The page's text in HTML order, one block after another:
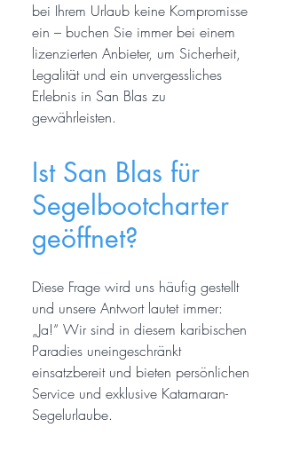
bei Ihrem Urlaub keine Kompromisse
ein – buchen Sie immer bei einem
lizenzierten Anbieter, um Sicherheit,
Legalität und ein unvergessliches
Erlebnis in San Blas zu
gewährleisten.
Ist San Blas für
Segelbootcharter
geöffnet?
Diese Frage wird uns häufig gestellt
und unsere Antwort lautet immer:
„Ja!“ Wir sind in diesem karibischen
Paradies uneingeschränkt
einsatzbereit und bieten persönlichen
Service und exklusive Katamaran-
Segelurlaube.